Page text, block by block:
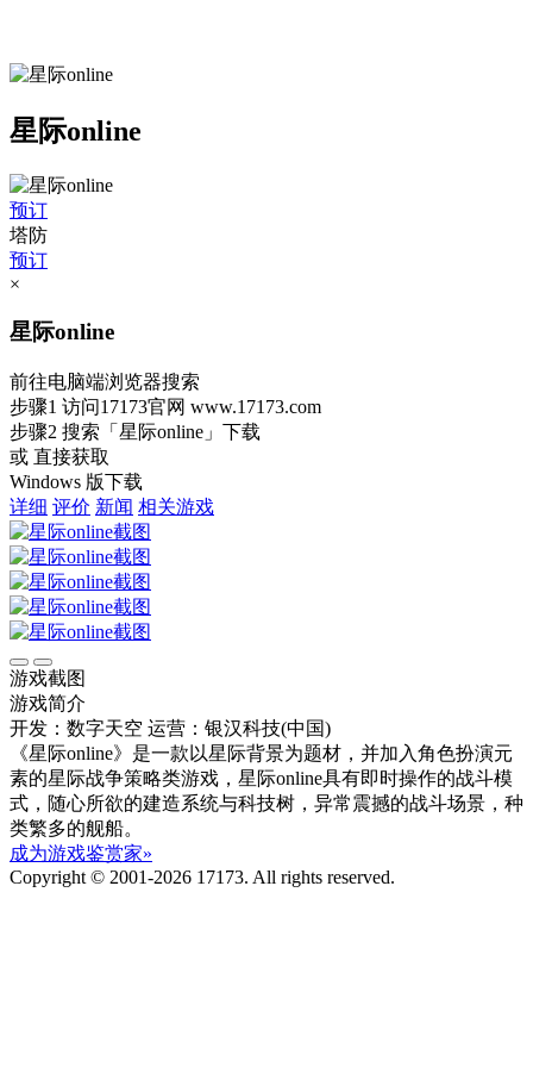
星际online
预订
塔防
预订
×
星际online
前往电脑端浏览器搜索
步骤1 访问17173官网 www.17173.com
步骤2 搜索 「星际online」 下载
或 直接获取
Windows 版下载
详细 评价 新闻 相关游戏
游戏截图
游戏简介
开发：数字天空 运营：银汉科技(中国)
《星际online》是一款以星际背景为题材，并加入角色扮演元
素的星际战争策略类游戏，星际online具有即时操作的战斗模
式，随心所欲的建造系统与科技树，异常震撼的战斗场景，种
类繁多的舰船。
成为游戏鉴赏家»
Copyright © 2001-2026 17173. All rights reserved.